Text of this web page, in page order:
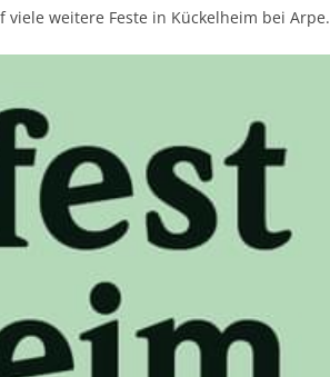
weitere Feste in Kückelheim bei Arpe.